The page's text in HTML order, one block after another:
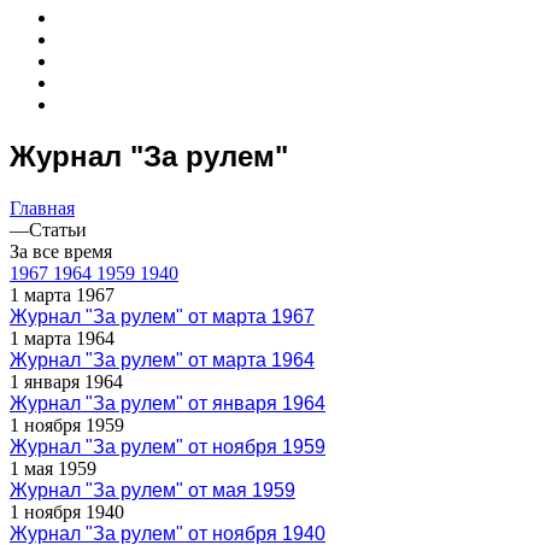
Журнал "За рулем"
Главная
—Статьи
За все время
1967 1964 1959 1940
1 марта 1967
Журнал "За рулем" от марта 1967
1 марта 1964
Журнал "За рулем" от марта 1964
1 января 1964
Журнал "За рулем" от января 1964
1 ноября 1959
Журнал "За рулем" от ноября 1959
1 мая 1959
Журнал "За рулем" от мая 1959
1 ноября 1940
Журнал "За рулем" от ноября 1940